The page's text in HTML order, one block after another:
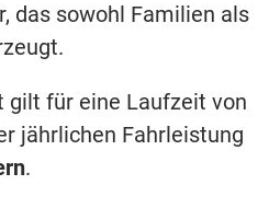
das sowohl Familien als
gilt für eine Laufzeit von
jährlichen Fahrleistung
.